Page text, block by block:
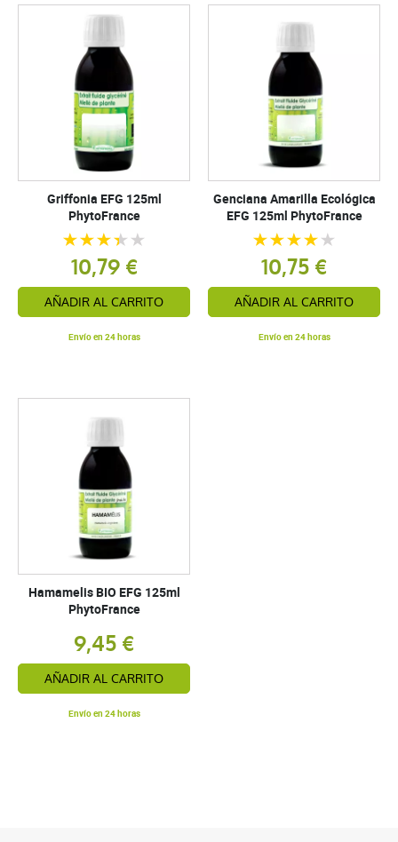
Griffonia EFG 125ml
PhytoFrance
10,79 €
AÑADIR AL CARRITO
Envío en 24 horas
Genciana Amarilla Ecológica
EFG 125ml PhytoFrance
10,75 €
AÑADIR AL CARRITO
Envío en 24 horas
Hamamelis BIO EFG 125ml
PhytoFrance
9,45 €
AÑADIR AL CARRITO
Envío en 24 horas